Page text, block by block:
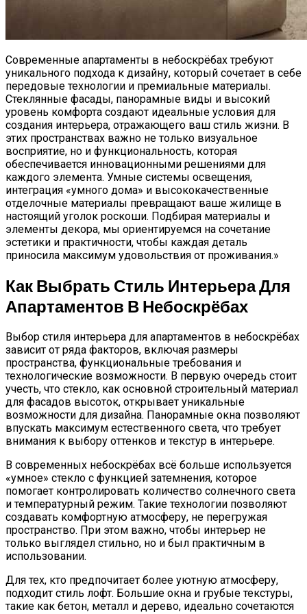
Современные апартаменты в небоскрёбах требуют
уникального подхода к дизайну, который сочетает в себе
передовые технологии и премиальные материалы.
Стеклянные фасады, панорамные виды и высокий
уровень комфорта создают идеальные условия для
создания интерьера, отражающего ваш стиль жизни. В
этих пространствах важно не только визуальное
восприятие, но и функциональность, которая
обеспечивается инновационными решениями для
каждого элемента. Умные системы освещения,
интеграция «умного дома» и высококачественные
отделочные материалы превращают ваше жилище в
настоящий уголок роскоши. Подбирая материалы и
элементы декора, мы ориентируемся на сочетание
эстетики и практичности, чтобы каждая деталь
приносила максимум удовольствия от проживания.»
Как Выбрать Стиль Интерьера Для
Апартаментов В Небоскрёбах
Выбор стиля интерьера для апартаментов в небоскрёбах
зависит от ряда факторов, включая размеры
пространства, функциональные требования и
технологические возможности. В первую очередь стоит
учесть, что стекло, как основной строительный материал
для фасадов высоток, открывает уникальные
возможности для дизайна. Панорамные окна позволяют
впускать максимум естественного света, что требует
внимания к выбору оттенков и текстур в интерьере.
В современных небоскрёбах всё больше используется
«умное» стекло с функцией затемнения, которое
помогает контролировать количество солнечного света
и температурный режим. Такие технологии позволяют
создавать комфортную атмосферу, не перегружая
пространство. При этом важно, чтобы интерьер не
только выглядел стильно, но и был практичным в
использовании.
Для тех, кто предпочитает более уютную атмосферу,
подходит стиль лофт. Большие окна и грубые текстуры,
такие как бетон, металл и дерево, идеально сочетаются